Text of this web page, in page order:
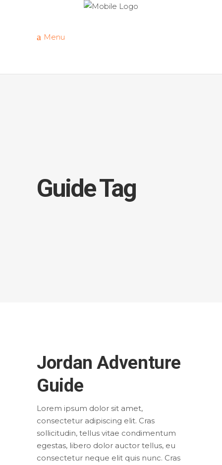
Menu
Guide Tag
Jordan Adventure
Guide
Lorem ipsum dolor sit amet,
consectetur adipiscing elit. Cras
sollicitudin, tellus vitae condimentum
egestas, libero dolor auctor tellus, eu
consectetur neque elit quis nunc. Cras